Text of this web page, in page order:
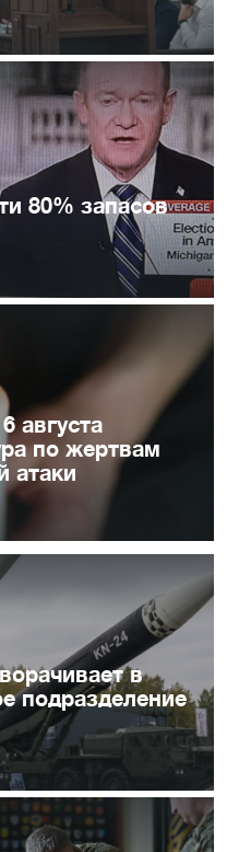
80% запасов
августа
по жертвам
атаки
в
подразделение